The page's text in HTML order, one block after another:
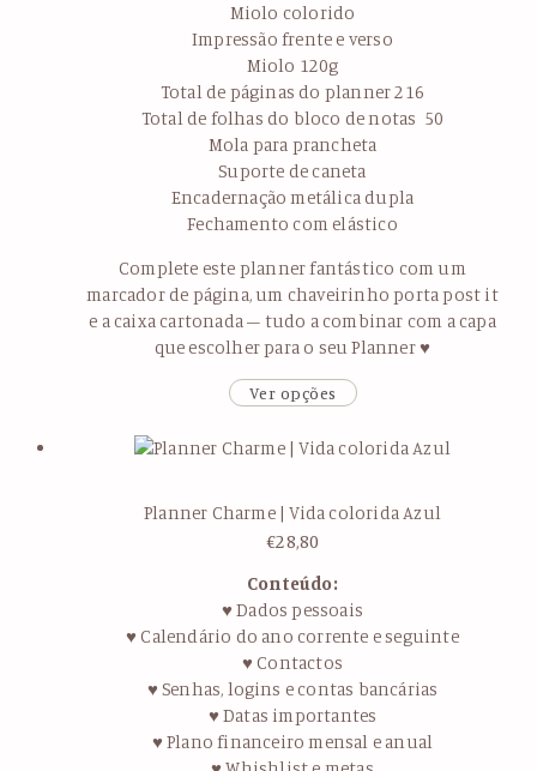
Miolo colorido
Impressão frente e verso
Miolo 120g
Total de páginas do planner 216
Total de folhas do bloco de notas 50
Mola para prancheta
Suporte de caneta
Encadernação metálica dupla
Fechamento com elástico
Complete este planner fantástico com um
marcador de página, um chaveirinho porta post it
e a caixa cartonada – tudo a combinar com a capa
que escolher para o seu Planner ♥
Ver opções
Planner Charme | Vida colorida Azul
€28,80
Conteúdo:
♥ Dados pessoais
♥ Calendário do ano corrente e seguinte
♥ Contactos
♥ Senhas, logins e contas bancárias
♥ Datas importantes
♥ Plano financeiro mensal e anual